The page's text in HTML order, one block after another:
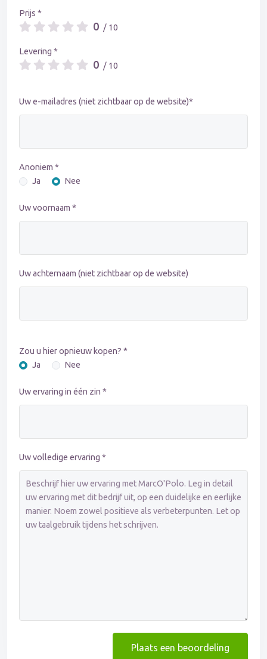
Prijs *
0 / 10
Levering *
0 / 10
Uw e-mailadres (niet zichtbaar op de website)*
Anoniem *
Ja
Nee
Uw voornaam *
Uw achternaam (niet zichtbaar op de website)
Zou u hier opnieuw kopen? *
Ja
Nee
Uw ervaring in één zin *
Uw volledige ervaring *
Plaats een beoordeling